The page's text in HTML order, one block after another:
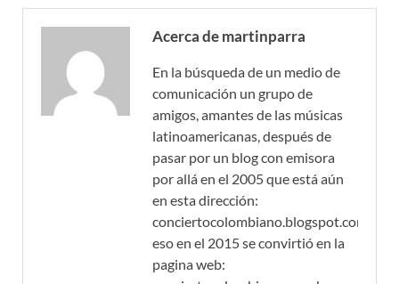
Acerca de martinparra
En la búsqueda de un medio de
comunicación un grupo de
amigos, amantes de las músicas
latinoamericanas, después de
pasar por un blog con emisora
por allá en el 2005 que está aún
en esta dirección:
conciertocolombiano.blogspot.com,
eso en el 2015 se convirtió en la
pagina web: